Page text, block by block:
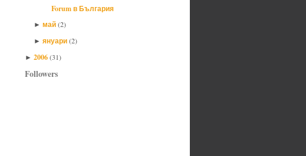
Forum в България
► май(2)
► януари(2)
► 2006(31)
Followers